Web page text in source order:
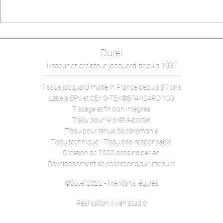
Dutel
Tisseur et créateur jacquard depuis 1937
Tissus jacquard made in France depuis 87 ans
Labels EPV et OEKO-TEX®STANDARD 100
Tissage et finition intégrés
Tissu pour le prêt-à-porter
Tissu pour tenue de cérémonie
Tissu technique -Tissu éco-responsable
Création de 2000 dessins par an
Développement de collections sur-mesure
©dutel 2022 - Mentions légales
Réalisation ikken studio